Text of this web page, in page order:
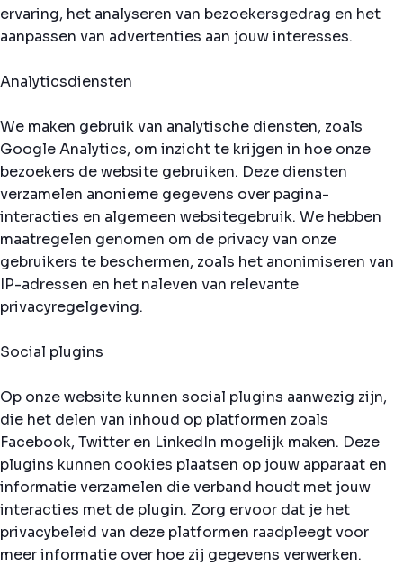
ervaring, het analyseren van bezoekersgedrag en het
aanpassen van advertenties aan jouw interesses.
Analyticsdiensten
We maken gebruik van analytische diensten, zoals
Google Analytics, om inzicht te krijgen in hoe onze
bezoekers de website gebruiken. Deze diensten
verzamelen anonieme gegevens over pagina-
interacties en algemeen websitegebruik. We hebben
maatregelen genomen om de privacy van onze
gebruikers te beschermen, zoals het anonimiseren van
IP-adressen en het naleven van relevante
privacyregelgeving.
Social plugins
Op onze website kunnen social plugins aanwezig zijn,
die het delen van inhoud op platformen zoals
Facebook, Twitter en LinkedIn mogelijk maken. Deze
plugins kunnen cookies plaatsen op jouw apparaat en
informatie verzamelen die verband houdt met jouw
interacties met de plugin. Zorg ervoor dat je het
privacybeleid van deze platformen raadpleegt voor
meer informatie over hoe zij gegevens verwerken.